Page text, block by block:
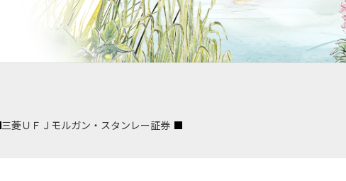
三菱ＵＦＪモルガン・スタンレー証券